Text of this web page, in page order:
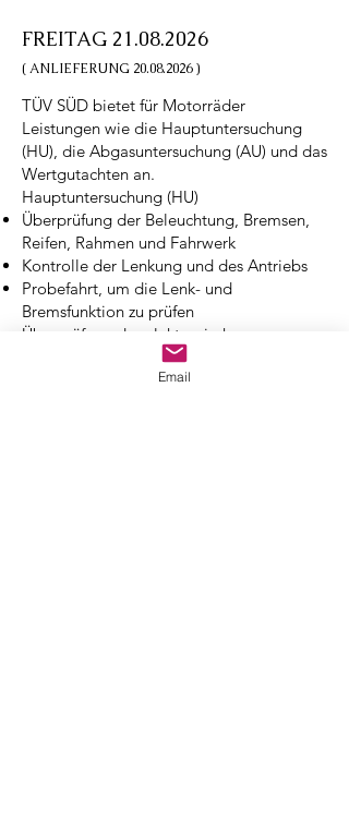
FREITAG 21.08.2026
( ANLIEFERUNG 20.08.2026)
TÜV SÜD bietet für Motorräder
Leistungen wie die Hauptuntersuchung
(HU), die Abgasuntersuchung (AU) und das
Wertgutachten an.
Hauptuntersuchung (HU)
Überprüfung der Beleuchtung, Bremsen,
Reifen, Rahmen und Fahrwerk
Kontrolle der Lenkung und des Antriebs
Probefahrt, um die Lenk- und
Bremsfunktion zu prüfen
Überprüfung der elektronischen
Sicherheitsassistenten, wie dem
Antiblockiersystem (ABS)
Email